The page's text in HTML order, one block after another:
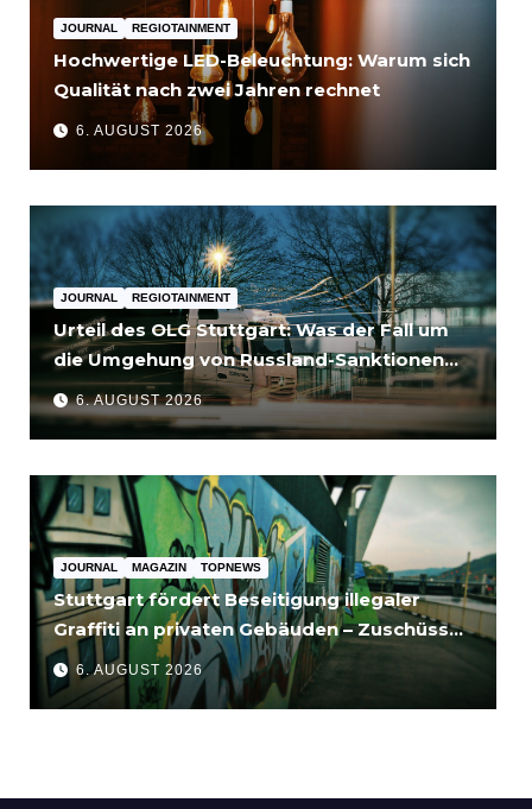
JOURNAL REGIOTAINMENT
Hochwertige LED-Beleuchtung: Warum sich
Qualität nach zwei Jahren rechnet
6. AUGUST 2026
JOURNAL REGIOTAINMENT
Urteil des OLG Stuttgart: Was der Fall um
die Umgehung von Russland-Sanktionen
für Unternehmen bedeutet
6. AUGUST 2026
JOURNAL MAGAZIN TOPNEWS
Stuttgart fördert Beseitigung illegaler
Graffiti an privaten Gebäuden – Zuschüsse
bis 3.500 Euro
6. AUGUST 2026